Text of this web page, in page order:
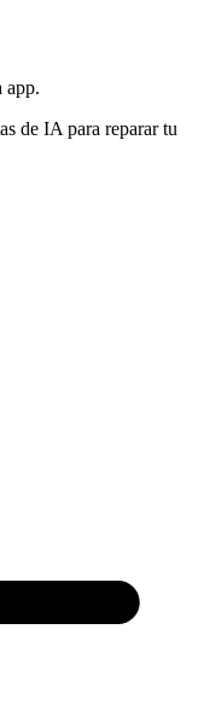
app.
de IA para reparar tu